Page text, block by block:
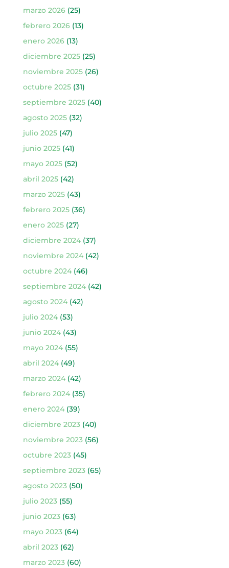
marzo 2026(25)
febrero 2026(13)
enero 2026(13)
diciembre 2025(25)
noviembre 2025(26)
octubre 2025(31)
septiembre 2025(40)
agosto 2025(32)
julio 2025(47)
junio 2025(41)
mayo 2025(52)
abril 2025(42)
marzo 2025(43)
febrero 2025(36)
enero 2025(27)
diciembre 2024(37)
noviembre 2024(42)
octubre 2024(46)
septiembre 2024(42)
agosto 2024(42)
julio 2024(53)
junio 2024(43)
mayo 2024(55)
abril 2024(49)
marzo 2024(42)
febrero 2024(35)
enero 2024(39)
diciembre 2023(40)
noviembre 2023(56)
octubre 2023(45)
septiembre 2023(65)
agosto 2023(50)
julio 2023(55)
junio 2023(63)
mayo 2023(64)
abril 2023(62)
marzo 2023(60)